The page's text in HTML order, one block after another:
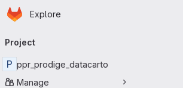
Skip to main content
Homepage
Explore
navigation
Project
P ppr_prodige_datacarto
Manage